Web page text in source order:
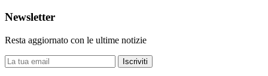
Newsletter
Resta aggiornato con le ultime notizie
Iscriviti